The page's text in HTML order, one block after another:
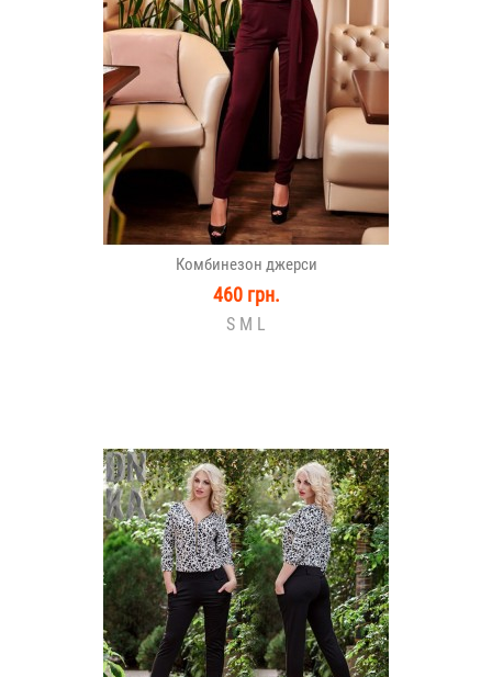
Комбинезон джерси
460 грн.
S M L